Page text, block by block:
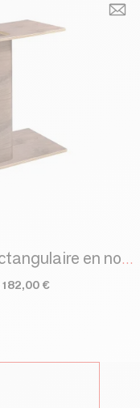
Table d'angle rectangulaire en noyer
182,00 €